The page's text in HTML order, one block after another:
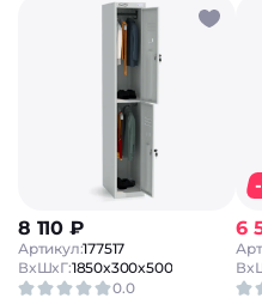
8 110 ₽
Артикул:177517
ВxШxГ:1850x300x500
0.0
6